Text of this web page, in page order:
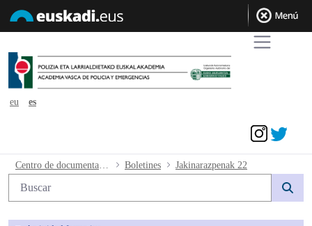
eu
es
Jakinarazpenak 22 - avpe
Boletines Jakinarazpenak 22
Búsqueda web